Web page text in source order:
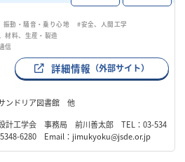
振動・騒音・乗り心地
#安全、人間工学
材料、生産・製造
通信
詳細情報 （外部サイト）
ンドリア図書館 他
計工学会 事務局 前川善太郎 TEL：03-534
6280 Email：jimukyoku@jsde.or.jp